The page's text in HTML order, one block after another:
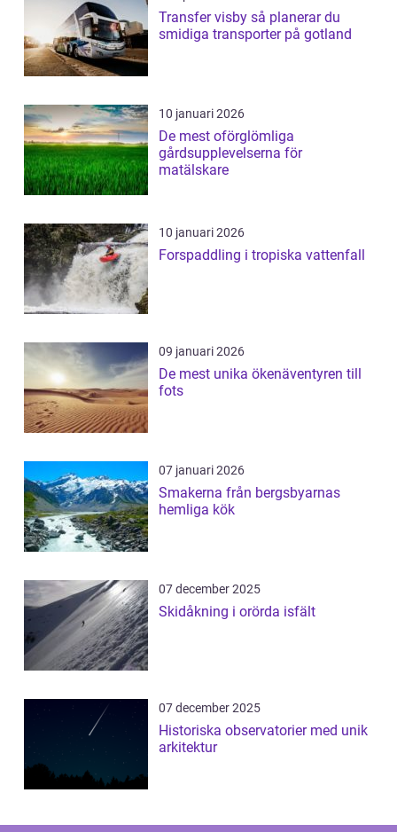
Transfer visby så planerar du
smidiga transporter på gotland
10 januari 2026
De mest oförglömliga
gårdsupplevelserna för
matälskare
10 januari 2026
Forspaddling i tropiska vattenfall
09 januari 2026
De mest unika ökenäventyren till
fots
07 januari 2026
Smakerna från bergsbyarnas
hemliga kök
07 december 2025
Skidåkning i orörda isfält
07 december 2025
Historiska observatorier med unik
arkitektur